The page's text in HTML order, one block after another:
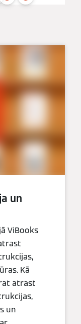
un
ViBooks
Kā
atrast
un